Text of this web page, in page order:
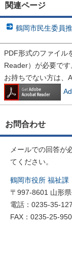
関連ページ
鶴岡市民生委員
PDF形式のファイル
Reader）が必要です
お持ちでない方は、
お問合わせ
メールでの回答が
てください。
鶴岡市役所 福祉課
〒997-8601 山形
電話：0235-35-
FAX：0235-25-